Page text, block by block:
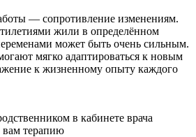
— сопротивление изменениям.
жили в определённом
может быть очень сильным.
мягко адаптироваться к новым
к жизненному опыту каждого
терапию